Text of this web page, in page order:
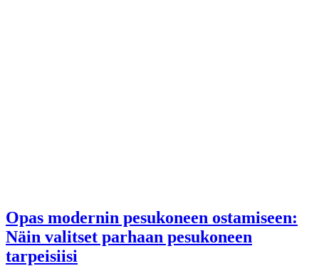
Opas modernin pesukoneen ostamiseen:
Näin valitset parhaan pesukoneen
tarpeisiisi